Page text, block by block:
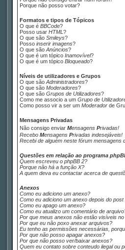
Porque não posso votar?
Formatos e tipos de Tópicos
O que é BBCode?
Posso usar HTML ?
O que são Smileys?
Posso inserir imagens?
O que são Anúncios?
O que é um tópico Inamovível?
O que é um tópico Bloqueado?
Níveis de utilizadores e Grupos
O que são Administradores?
O que são Moderadores?
O que são Grupos de Utilizadores?
Como me associo a um Grupo de
Como posso vir a ser um Moderador de
Mensagens Privadas
Não consigo enviar Mensagens Privadas!
Recebo Mensagens Privadas indesejáveis!
Recebi de alguém neste fórum mensagens
Questões em relação ao programa
Quem escreveu o phpBB 2?
Porque não há a função X?
A quem deva eu contactar acerca de
Anexos
Como eu adiciono um anexo?
Como eu adiciono um anexo depois do post
Como eu apago um anexo?
Como eu atualizo um comentário de
Por que meus anexos não estão visíveis
Por que eu não poxo anexar arquivos?
Eu tenho as permissões necessárias,
Por que não posso apagar anexos?
Por que não posso ver/baixar anexos?
Quem eu contato sobre conteudo ilegal ou